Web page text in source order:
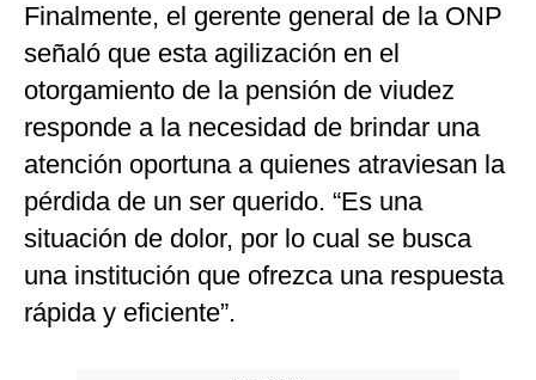
Finalmente, el gerente general de la ONP
señaló que esta agilización en el
otorgamiento de la pensión de viudez
responde a la necesidad de brindar una
atención oportuna a quienes atraviesan la
pérdida de un ser querido. “Es una
situación de dolor, por lo cual se busca
una institución que ofrezca una respuesta
rápida y eficiente”.